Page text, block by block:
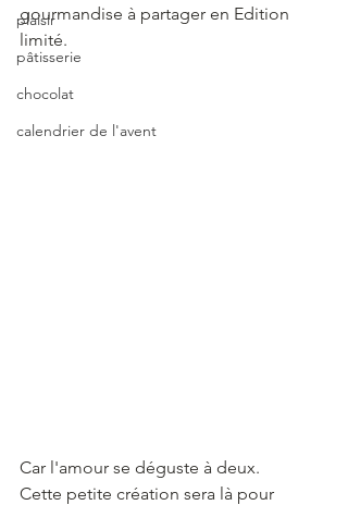
plaisir
pâtisserie
chocolat
calendrier de l'avent
gourmandise à partager en Edition
limité.
Car l'amour se déguste à deux.
Cette petite création sera là pour